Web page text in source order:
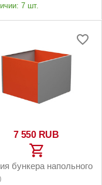
7 шт.
7 550 RUB
бункера напольного